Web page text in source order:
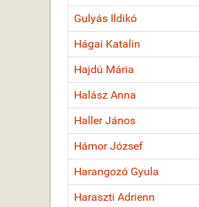
Gulyás Ildikó
Hágai Katalin
Hajdú Mária
Halász Anna
Haller János
Hámor József
Harangozó Gyula
Haraszti Adrienn